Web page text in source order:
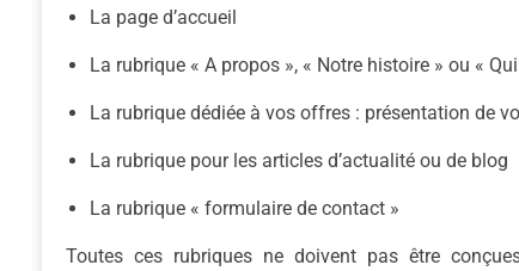
La page d’accueil
La rubrique « A propos », « Notre histoire » ou «
La rubrique dédiée à vos offres : présentation de
La rubrique pour les articles d’actualité ou de blog
La rubrique « formulaire de contact »
Toutes ces rubriques ne doivent pas être